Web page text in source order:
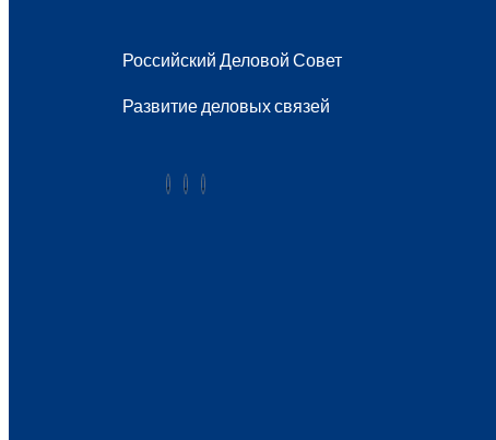
Российский Деловой Совет
Развитие деловых связей